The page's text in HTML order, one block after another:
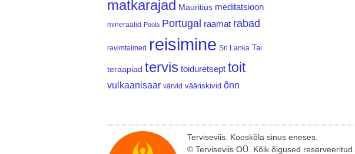
matkarajad Mauritius meditatsioon
mineraalid Poola Portugal raamat rabad
ravimtaimed reisimine Sri Lanka Tai
teraapiad tervis toiduretsept toit
vulkaanisaar värvid vääriskivid õnn
Terviseviis. Kooskõla sinus eneses.
© Terviseviis OÜ. Kõik õigused reserveeritud.